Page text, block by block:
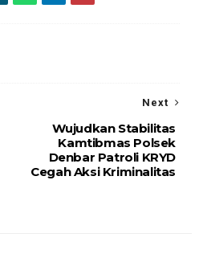
Next
Wujudkan Stabilitas
Kamtibmas Polsek
Denbar Patroli KRYD
Cegah Aksi Kriminalitas